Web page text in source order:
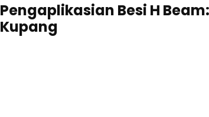
Pengaplikasian Besi H
Kupang